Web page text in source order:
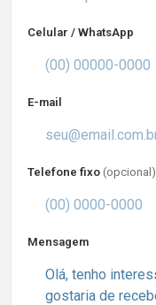
Celular / WhatsApp
E-mail
Telefone fixo (opcional)
Mensagem